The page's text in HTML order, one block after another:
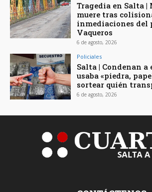
Tragedia en Salta
muere tras
inmediaciones del
Vaqueros
6 de agosto, 2026
Policiales
Salta | Condenan
usaba «piedra,
sortear quién
6 de agosto, 2026